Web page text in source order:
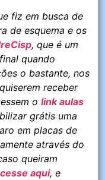
fiz em busca de
de esquema e os
, que é um
quando
o bastante, nos
receber
o link aulas
grátis uma
em placas de
através do
queiram
aqui, e